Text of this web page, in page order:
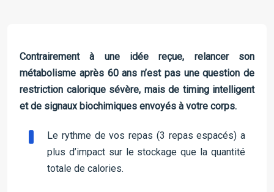
Contrairement à une idée reçue, relancer son
métabolisme après 60 ans n’est pas une question de
restriction calorique sévère, mais de timing intelligent
et de signaux biochimiques envoyés à votre corps.
Le rythme de vos repas (3 repas espacés) a
plus d’impact sur le stockage que la quantité
totale de calories.